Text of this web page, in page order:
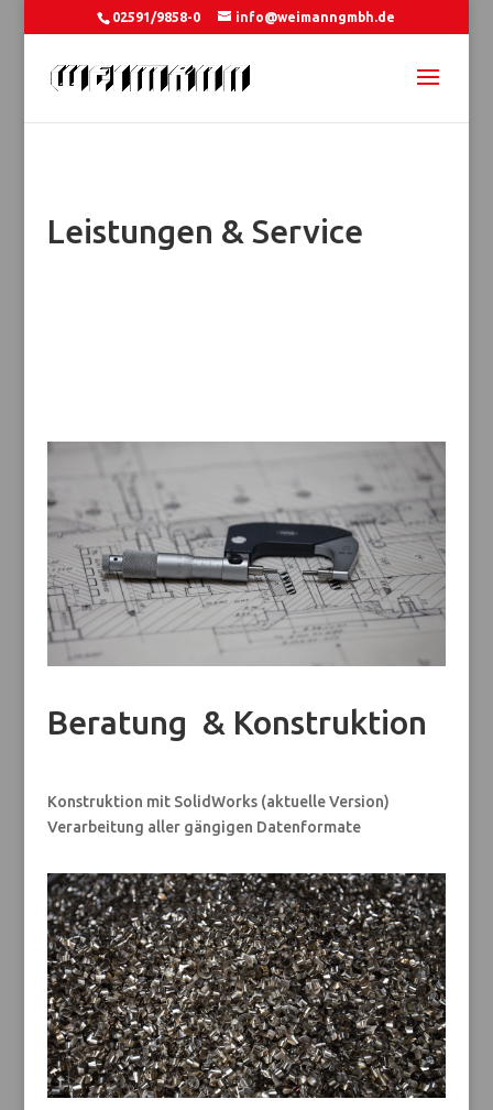
02591/9858-0 info@weimanngmbh.de
Leistungen & Service
Beratung & Konstruktion
Konstruktion mit SolidWorks (aktuelle Version)
Verarbeitung aller gängigen Datenformate